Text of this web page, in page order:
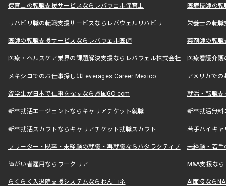
保育士の転職支援サービスならレバウェル保育士 医療技師の
リハビリ職の転職支援サービスならレバウェルリハビリ 栄養士の転
医師の転職支援サービスならレバウェル医師 薬剤師の転
医療・ヘルスケア業界の課題解決支援ならレバウェル株式会社 医療看護介
メキシコでのお仕事探しはLeverages Career Mexico アメリカで
留学生が日本で仕事を探すなら帰国GO.com 就活・転職
新卒就活エージェントならキャリアチケット就職 新卒就活無料
新卒就活スカウトならキャリアチケット就職スカウト 若手ハイキ
フリーター・既卒・未経験の就職・再就職ならハタラクティブ 未経験・若手
障がい者雇用ならワークリア M&A支援な
らくらく入退院支援システムならわんコネ AI面接なら